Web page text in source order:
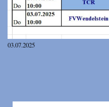
03.07.2025